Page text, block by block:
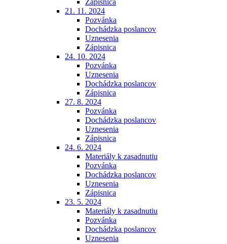
Zápisnica
21. 11. 2024
Pozvánka
Dochádzka poslancov
Uznesenia
Zápisnica
24. 10. 2024
Pozvánka
Uznesenia
Dochádzka poslancov
Zápisnica
27. 8. 2024
Pozvánka
Dochádzka poslancov
Uznesenia
Zápisnica
24. 6. 2024
Materiály k zasadnutiu
Pozvánka
Dochádzka poslancov
Uznesenia
Zápisnica
23. 5. 2024
Materiály k zasadnutiu
Pozvánka
Dochádzka poslancov
Uznesenia